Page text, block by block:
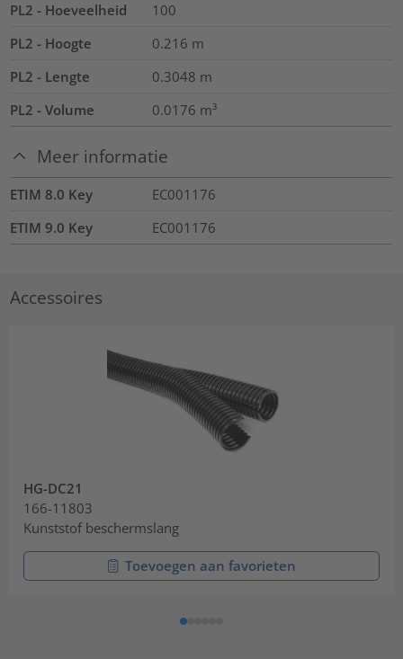
PL2 - Hoeveelheid
100
PL2 - Hoogte
0.216 m
PL2 - Lengte
0.3048 m
PL2 - Volume
0.0176 m³
Meer informatie
ETIM 8.0 Key
EC001176
ETIM 9.0 Key
EC001176
Accessoires
HG-DC21
166-11803
Kunststof beschermslang
Toevoegen aan favorieten